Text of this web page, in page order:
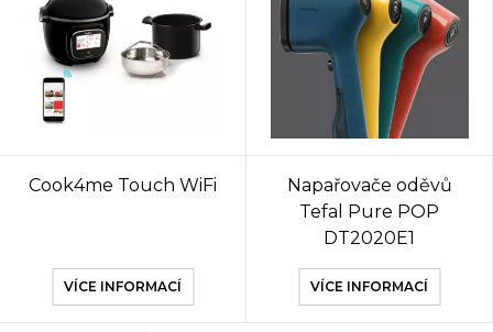
Cook4me Touch WiFi
VÍCE INFORMACÍ
Napařovače oděvů
Tefal Pure POP
DT2020E1
VÍCE INFORMACÍ